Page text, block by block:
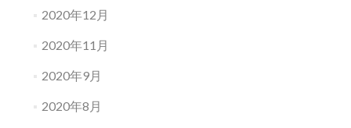
2020年12月
2020年11月
2020年9月
2020年8月